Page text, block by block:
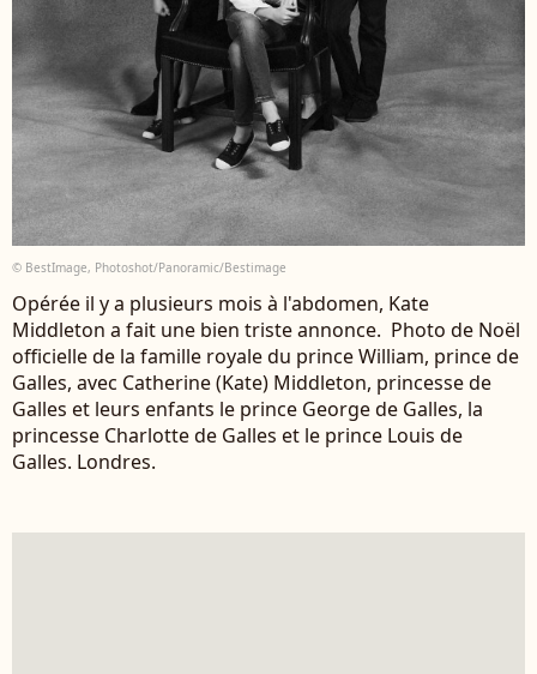
© BestImage, Photoshot/Panoramic/Bestimage
Opérée il y a plusieurs mois à l'abdomen, Kate
Middleton a fait une bien triste annonce. Photo de Noël
officielle de la famille royale du prince William, prince de
Galles, avec Catherine (Kate) Middleton, princesse de
Galles et leurs enfants le prince George de Galles, la
princesse Charlotte de Galles et le prince Louis de
Galles. Londres.